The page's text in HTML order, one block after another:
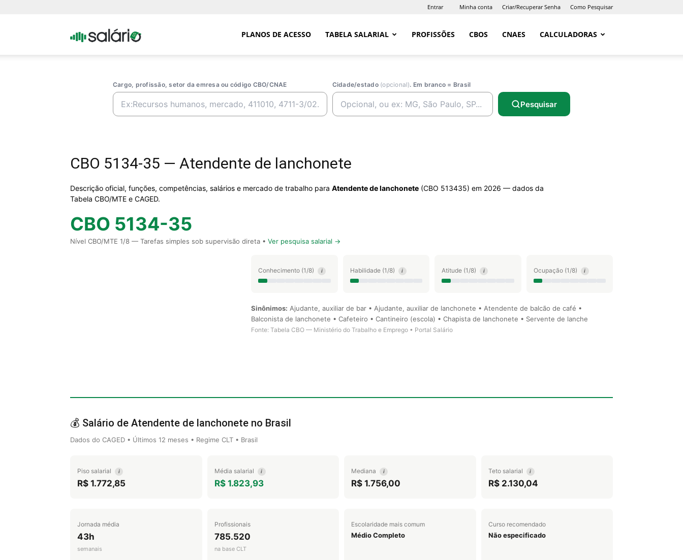
Entrar Minha conta Criar/Recuperar Senha Como Pesquisar
Portal PLANOS DE ACESSO TABELA SALARIAL PROFISSÕES CBOS CNAES CALCULADORAS
Cargo, profissão, setor da emresa ou código CBO/CNAE Cidade/estado (opcional). Em branco = Brasil
Pesquisar
CBO 5134-35 — Atendente de lanchonete
Descrição oficial, funções, competências, salários e mercado de trabalho para Atendente de lanchonete (CBO 513435) em 2026 — dados da
Tabela CBO/MTE e CAGED.
CBO 5134-35
Nível CBO/MTE 1/8 — Tarefas simples sob supervisão direta • Ver pesquisa salarial →
Conhecimento (1/8) i Habilidade (1/8) i Atitude (1/8) i Ocupação (1/8) i
Sinônimos: Ajudante, auxiliar de bar • Ajudante, auxiliar de lanchonete • Atendente de balcão de café •
Balconista de lanchonete • Cafeteiro • Cantineiro (escola) • Chapista de lanchonete • Servente de lanche
Fonte: Tabela CBO — Ministério do Trabalho e Emprego • Portal Salário
💰 Salário de Atendente de lanchonete no Brasil
Dados do CAGED • Últimos 12 meses • Regime CLT • Brasil
Piso salarial i
R$ 1.772,85
Média salarial i
R$ 1.823,93
Mediana i
R$ 1.756,00
Teto salarial i
R$ 2.130,04
Jornada média
43h
semanais
Profissionais
785.520
na base CLT
Escolaridade mais comum
Médio Completo
Curso recomendado
Não especificado